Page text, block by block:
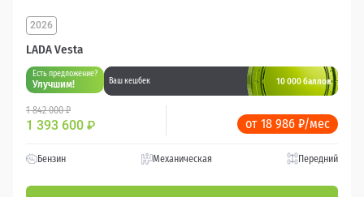
LADA Vesta
2026
Есть предложение?
Улучшим! Ваш кешбек 10 000 баллов
1 842 000 ₽
1 393 600 ₽ от 18 986 ₽/мес
Бензин Механическая Передний